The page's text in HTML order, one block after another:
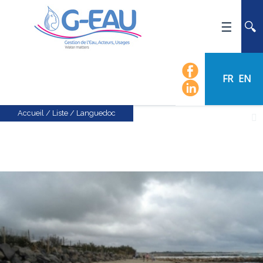
FR EN
ACTUALITÉS
LES ÉQUIPES
RECRUTEMENT
Accueil / Liste / Languedoc